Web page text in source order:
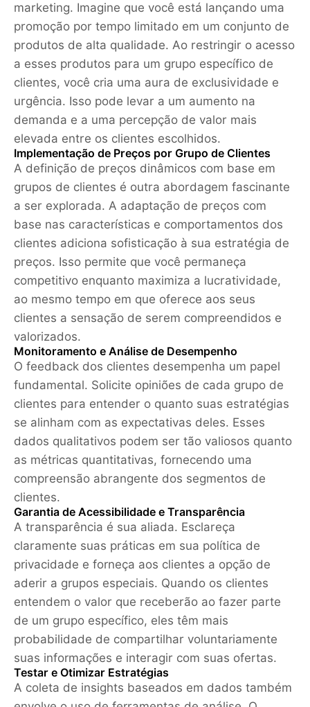
marketing. Imagine que você está lançando uma
promoção por tempo limitado em um conjunto de
produtos de alta qualidade. Ao restringir o acesso
a esses produtos para um grupo específico de
clientes, você cria uma aura de exclusividade e
urgência. Isso pode levar a um aumento na
demanda e a uma percepção de valor mais
elevada entre os clientes escolhidos.
Implementação de Preços por Grupo de Clientes
A definição de preços dinâmicos com base em
grupos de clientes é outra abordagem fascinante
a ser explorada. A adaptação de preços com
base nas características e comportamentos dos
clientes adiciona sofisticação à sua estratégia de
preços. Isso permite que você permaneça
competitivo enquanto maximiza a lucratividade,
ao mesmo tempo em que oferece aos seus
clientes a sensação de serem compreendidos e
valorizados.
Monitoramento e Análise de Desempenho
O feedback dos clientes desempenha um papel
fundamental. Solicite opiniões de cada grupo de
clientes para entender o quanto suas estratégias
se alinham com as expectativas deles. Esses
dados qualitativos podem ser tão valiosos quanto
as métricas quantitativas, fornecendo uma
compreensão abrangente dos segmentos de
clientes.
Garantia de Acessibilidade e Transparência
A transparência é sua aliada. Esclareça
claramente suas práticas em sua política de
privacidade e forneça aos clientes a opção de
aderir a grupos especiais. Quando os clientes
entendem o valor que receberão ao fazer parte
de um grupo específico, eles têm mais
probabilidade de compartilhar voluntariamente
suas informações e interagir com suas ofertas.
Testar e Otimizar Estratégias
A coleta de insights baseados em dados também